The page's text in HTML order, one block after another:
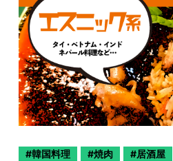
韓国料理 焼肉 居酒屋